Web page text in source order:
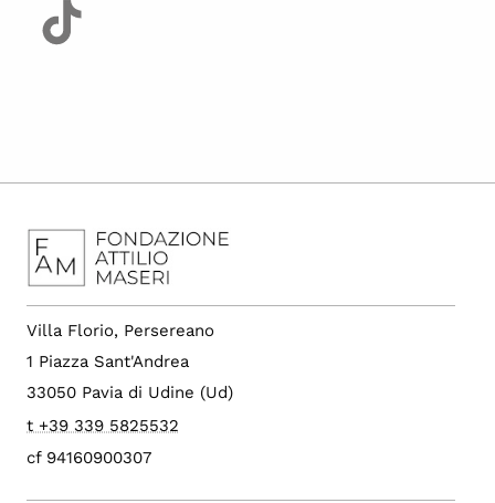
Villa Florio, Persereano
1 Piazza Sant'Andrea
33050 Pavia di Udine (Ud)
t +39 339 5825532
cf 94160900307